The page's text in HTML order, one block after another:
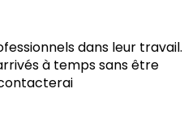
dans leur travail.
à temps sans être